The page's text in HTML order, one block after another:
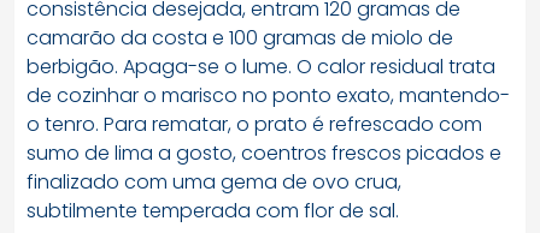
consistência desejada, entram 120 gramas de
camarão da costa e 100 gramas de miolo de
berbigão. Apaga-se o lume. O calor residual trata
de cozinhar o marisco no ponto exato, mantendo-
o tenro. Para rematar, o prato é refrescado com
sumo de lima a gosto, coentros frescos picados e
finalizado com uma gema de ovo crua,
subtilmente temperada com flor de sal.